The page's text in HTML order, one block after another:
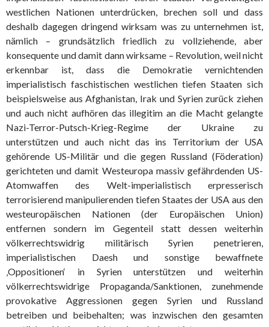
westlichen Nationen unterdrücken, brechen soll und dass
deshalb dagegen dringend wirksam was zu unternehmen ist,
nämlich – grundsätzlich friedlich zu vollziehende, aber
konsequente und damit dann wirksame – Revolution, weil nicht
erkennbar ist, dass die Demokratie vernichtenden
imperialistisch faschistischen westlichen tiefen Staaten sich
beispielsweise aus Afghanistan, Irak und Syrien zurück ziehen
und auch nicht aufhören das illegitim an die Macht gelangte
Nazi-Terror-Putsch-Krieg-Regime der Ukraine zu
unterstützen und auch nicht das ins Territorium der USA
gehörende US-Militär und die gegen Russland (Föderation)
gerichteten und damit Westeuropa massiv gefährdenden US-
Atomwaffen des Welt-imperialistisch erpresserisch
terrorisierend manipulierenden tiefen Staates der USA aus den
westeuropäischen Nationen (der Europäischen Union)
entfernen sondern im Gegenteil statt dessen weiterhin
völkerrechtswidrig militärisch Syrien penetrieren,
imperialistischen Daesh und sonstige bewaffnete
‚Oppositionen‘ in Syrien unterstützen und weiterhin
völkerrechtswidrige Propaganda/Sanktionen, zunehmende
provokative Aggressionen gegen Syrien und Russland
betreiben und beibehalten; was inzwischen den gesamten